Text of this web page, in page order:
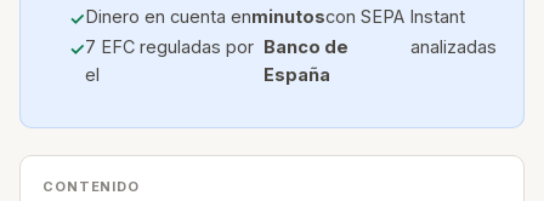
Dinero en cuenta enminutoscon SEPA Instant
7 EFC reguladas por
el
Banco de
España
analizadas
CONTENIDO